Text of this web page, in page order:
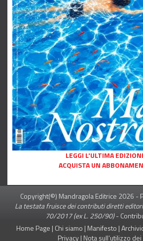
LEGGI L'ULTIMA
ACQUISTA UN
Copyright(©) Mandragola Editrice 2026 -
La testata fruisce dei contributi diretti
70/2017 (ex L. 250/90)-
Home Page | Chi siamo | Manifesto |
Privacy| Nota sull’utilizzo